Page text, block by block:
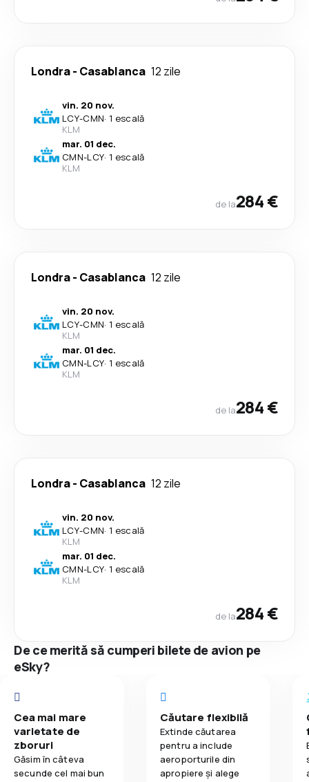
Londra- Casablanca 12 zile
vin. 20 nov.
LCY-CMN· 1 escală
KLM
mar. 01 dec.
CMN-LCY· 1 escală
KLM
de la284 €
Londra- Casablanca 12 zile
vin. 20 nov.
LCY-CMN· 1 escală
KLM
mar. 01 dec.
CMN-LCY· 1 escală
KLM
de la284 €
Londra- Casablanca 12 zile
vin. 20 nov.
LCY-CMN· 1 escală
KLM
mar. 01 dec.
CMN-LCY· 1 escală
KLM
de la284 €
De ce merită să cumperi bilete de avion pe
eSky?
Cea mai mare
varietate de
zboruri
Găsim în câteva
secunde cel mai bun
Căutare flexibilă
Extinde căutarea
pentru a include
aeroporturile din
apropiere și alege